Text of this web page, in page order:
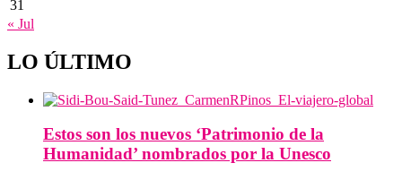
31
« Jul
LO ÚLTIMO
Estos son los nuevos ‘Patrimonio de la
Humanidad’ nombrados por la Unesco